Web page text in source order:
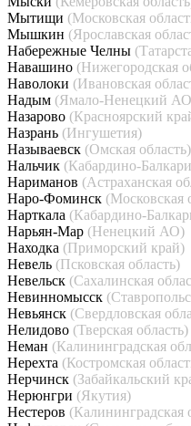
Мытищи (Московская
Мышкин (Ярославская
Набережные Челны
Навашино (Нижегородская
Наволоки (Ивановская
Надым (Ямало-Ненецкий
Назарово (Красноярский
Назрань (Ингушетия)
Называевск (Омская область)
Нальчик (Кабардино-
Нариманов (Астраханская
Наро-Фоминск (Московская
Нарткала (Кабардино-
Нарьян-Мар (Ненецкий АО)
Находка (Приморский край)
Невель (Псковская область)
Невельск (Сахалинская
Невинномысск
Невьянск (Свердловская
Нелидово (Тверская область)
Неман (Калининградская
Нерехта (Костромская
Нерчинск (Забайкальский
Нерюнгри (Якутия)
Нестеров (Калининградская